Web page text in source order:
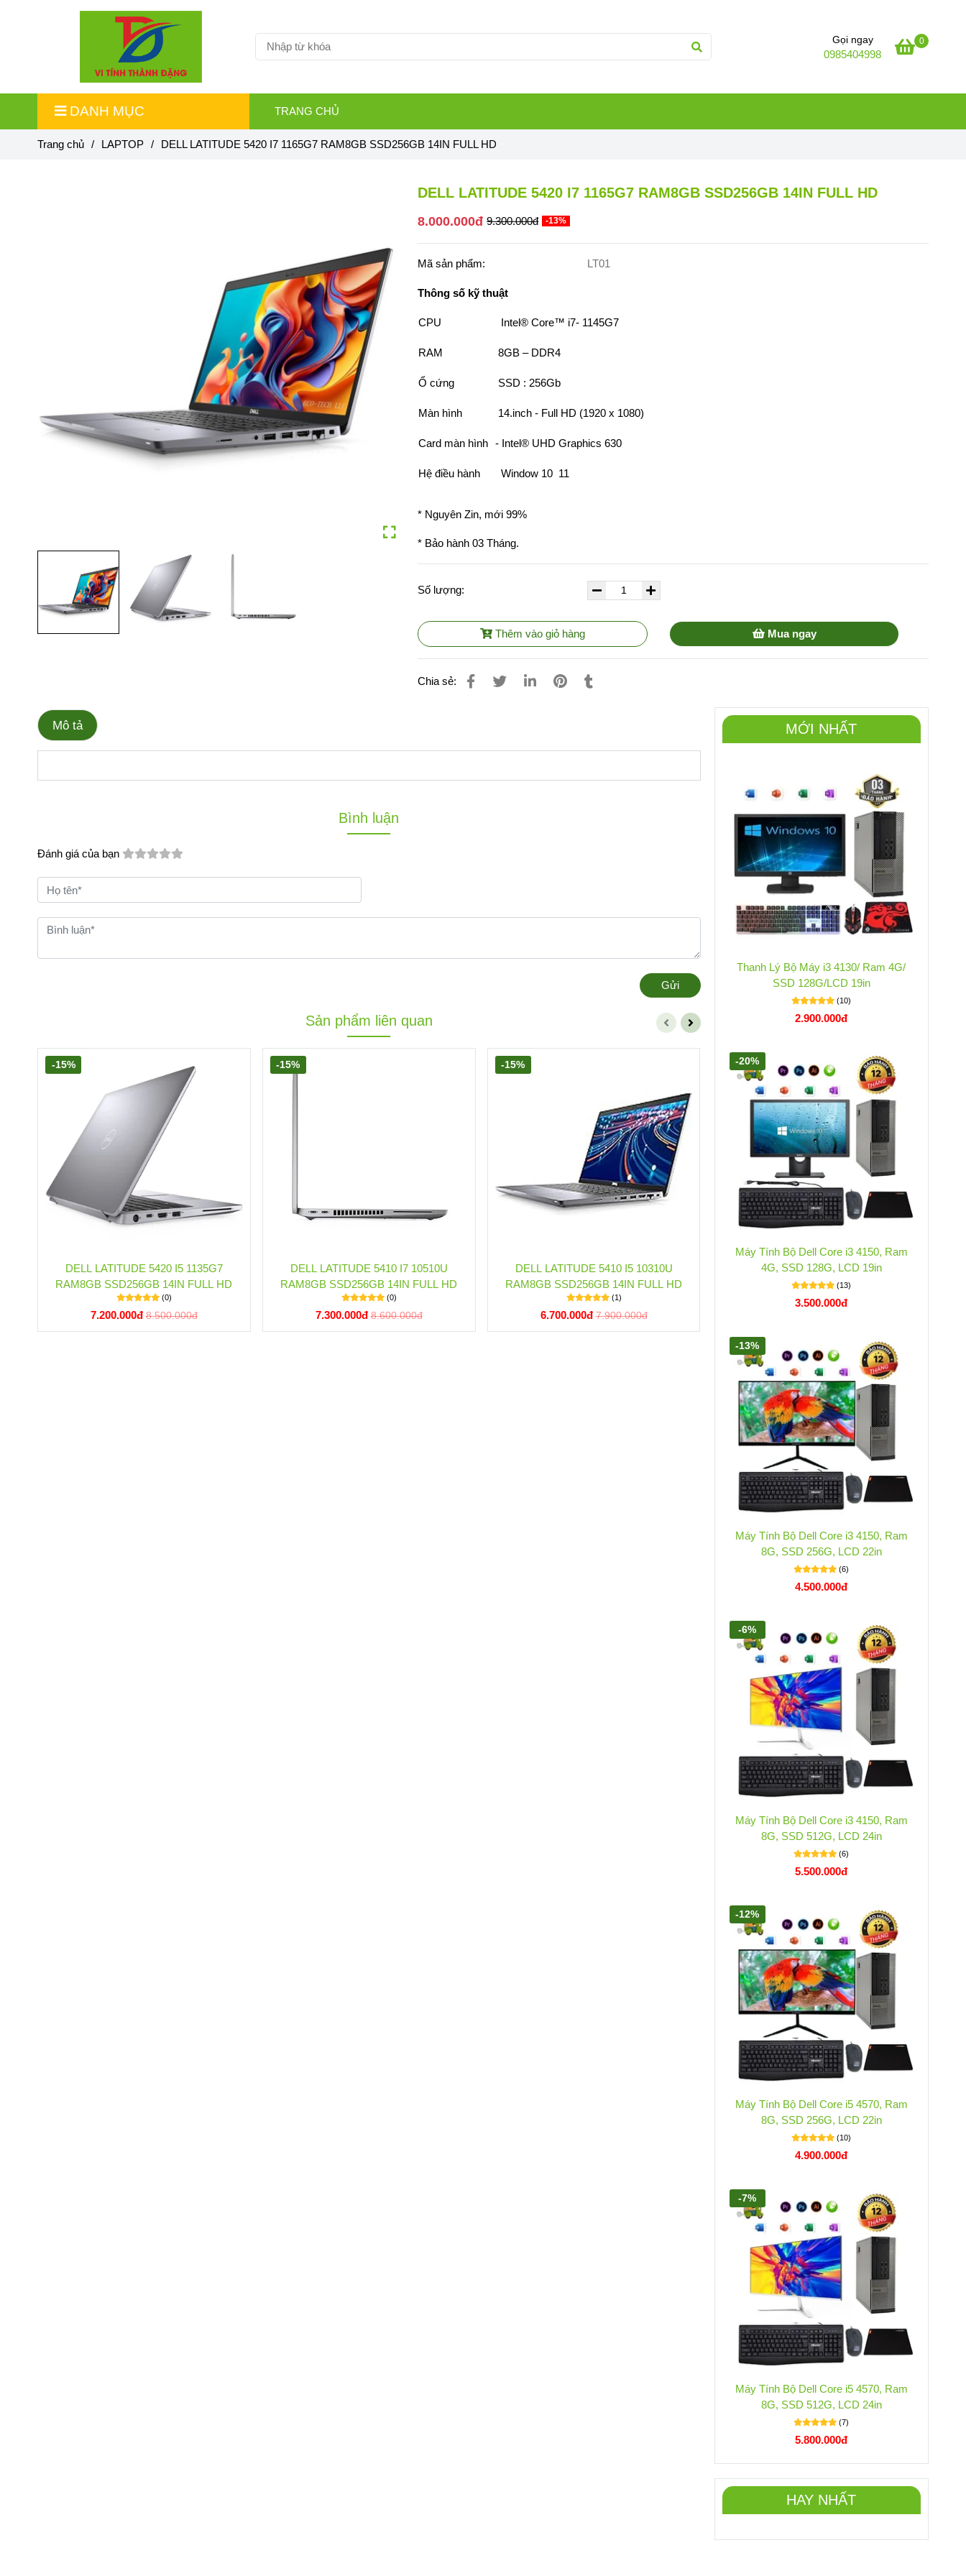
Gọi ngay
0985404998
0
DANH MỤC TRANG CHỦ
Trang chủ / LAPTOP / DELL LATITUDE 5420 I7 1165G7 RAM8GB SSD256GB 14IN FULL HD
DELL LATITUDE 5420 I7 1165G7 RAM8GB SSD256GB 14IN FULL HD
8.000.000đ 9.300.000đ -13%
Mã sản phẩm: LT01
Thông số kỹ thuật
CPU Intel® Core™ i7- 1145G7
RAM 8GB – DDR4
Ổ cứng SSD : 256Gb
Màn hình 14.inch - Full HD (1920 x 1080)
Card màn hình - Intel® UHD Graphics 630
Hệ điều hành Window 10 11
* Nguyên Zin, mới 99%
* Bảo hành 03 Tháng.
Số lượng:
Thêm vào giỏ hàng Mua ngay
Chia sẻ:
Mô tả
Bình luận
Đánh giá của bạn
Gửi
Sản phẩm liên quan
DELL LATITUDE 5420 I5 1135G7
RAM8GB SSD256GB 14IN FULL HD
(0)
7.200.000đ 8.500.000đ
-15%
DELL LATITUDE 5410 I7 10510U
RAM8GB SSD256GB 14IN FULL HD
(0)
7.300.000đ 8.600.000đ
-15%
DELL LATITUDE 5410 I5 10310U
RAM8GB SSD256GB 14IN FULL HD
(1)
6.700.000đ 7.900.000đ
-15%
DELL LATITUDE 7490 I7 8650U
RAM8GB SSD256GB 14INCH FULL HD
(0)
-12%
MỚI NHẤT
Thanh Lý Bộ Máy i3 4130/ Ram 4G/
SSD 128G/LCD 19in
(10)
2.900.000đ
Máy Tính Bộ Dell Core i3 4150, Ram
4G, SSD 128G, LCD 19in
(13)
3.500.000đ
-20%
Máy Tính Bộ Dell Core i3 4150, Ram
8G, SSD 256G, LCD 22in
(6)
4.500.000đ
-13%
Máy Tính Bộ Dell Core i3 4150, Ram
8G, SSD 512G, LCD 24in
(6)
5.500.000đ
-6%
Máy Tính Bộ Dell Core i5 4570, Ram
8G, SSD 256G, LCD 22in
(10)
4.900.000đ
-12%
Máy Tính Bộ Dell Core i5 4570, Ram
8G, SSD 512G, LCD 24in
(7)
5.800.000đ
-7%
HAY NHẤT